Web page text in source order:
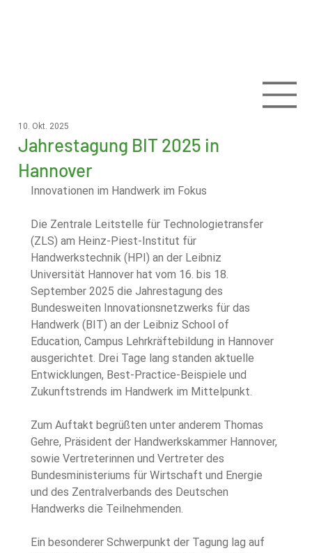
Jahrestagung BIT 2025 in
Hannover
10. Okt. 2025
Innovationen im Handwerk im Fokus
Die Zentrale Leitstelle für Technologietransfer
(ZLS) am Heinz-Piest-Institut für
Handwerkstechnik (HPI) an der Leibniz
Universität Hannover hat vom 16. bis 18.
September 2025 die Jahrestagung des
Bundesweiten Innovationsnetzwerks für das
Handwerk (BIT) an der Leibniz School of
Education, Campus Lehrkräftebildung in Hannover
ausgerichtet. Drei Tage lang standen aktuelle
Entwicklungen, Best-Practice-Beispiele und
Zukunftstrends im Handwerk im Mittelpunkt.
Zum Auftakt begrüßten unter anderem Thomas
Gehre, Präsident der Handwerkskammer Hannover,
sowie Vertreterinnen und Vertreter des
Bundesministeriums für Wirtschaft und Energie
und des Zentralverbands des Deutschen
Handwerks die Teilnehmenden.
Ein besonderer Schwerpunkt der Tagung lag auf